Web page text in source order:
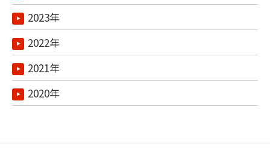
2023年
2022年
2021年
2020年